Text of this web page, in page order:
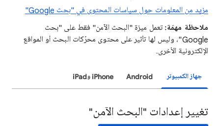
مزيد من المعلومات حول سياسات المحتوى في "بحث Google"
ملاحظة مهمّة: تعمل ميزة "البحث الآمن" فقط على "بحث
Google"، وليس لها تأثير على محتوى محرّكات البحث أو المواقع
الإلكترونية الأخرى.
جهاز الكمبيوتر Android iPhone وiPad
تغيير إعدادات "البحث الآمن"